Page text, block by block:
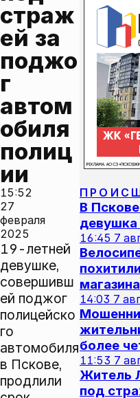
страж
ей за
поджо
г
автом
обиля
полиц
ии
15:52
27
февраля
2025
19-летней
девушке,
совершивш
ей поджог
полицейско
го
автомобиля
в Пскове,
продлили
В
девушка
16:45 7
14:03 7
более
11:53 7
Житель
под